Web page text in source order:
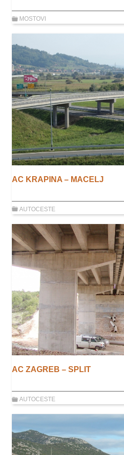
MOSTOVI
AC KRAPINA – MACELJ
AUTOCESTE
AC ZAGREB – SPLIT
AUTOCESTE